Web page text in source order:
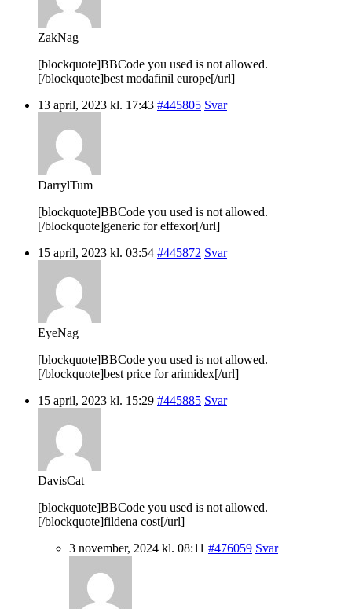
ZakNag
[blockquote]BBCode you used is not allowed.
[/blockquote]best modafinil europe[/url]
13 april, 2023 kl. 17:43 #445805 Svar
DarrylTum
[blockquote]BBCode you used is not allowed.
[/blockquote]generic for effexor[/url]
15 april, 2023 kl. 03:54 #445872 Svar
EyeNag
[blockquote]BBCode you used is not allowed.
[/blockquote]best price for arimidex[/url]
15 april, 2023 kl. 15:29 #445885 Svar
DavisCat
[blockquote]BBCode you used is not allowed.
[/blockquote]fildena cost[/url]
3 november, 2024 kl. 08:11 #476059 Svar